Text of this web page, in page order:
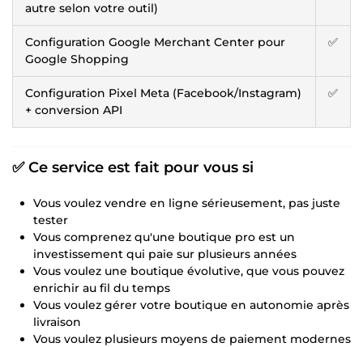
autre selon votre outil)
Configuration Google Merchant Center pour
Google Shopping
✅
Configuration Pixel Meta (Facebook/Instagram)
+ conversion API
✅
✅ Ce service est fait pour vous si
Vous voulez vendre en ligne sérieusement, pas juste
tester
Vous comprenez qu'une boutique pro est un
investissement qui paie sur plusieurs années
Vous voulez une boutique évolutive, que vous pouvez
enrichir au fil du temps
Vous voulez gérer votre boutique en autonomie après
livraison
Vous voulez plusieurs moyens de paiement modernes